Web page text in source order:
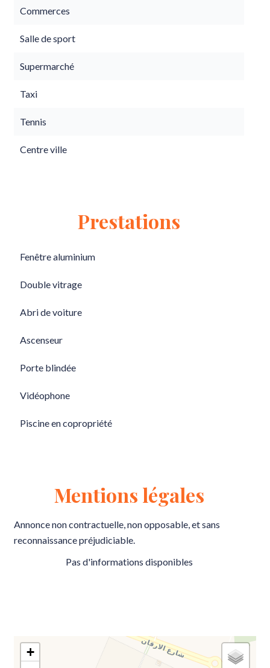
Commerces
Salle de sport
Supermarché
Taxi
Tennis
Centre ville
Prestations
Fenêtre aluminium
Double vitrage
Abri de voiture
Ascenseur
Porte blindée
Vidéophone
Piscine en copropriété
Mentions légales
Annonce non contractuelle, non opposable, et sans
reconnaissance préjudiciable.
Pas d'informations disponibles
+